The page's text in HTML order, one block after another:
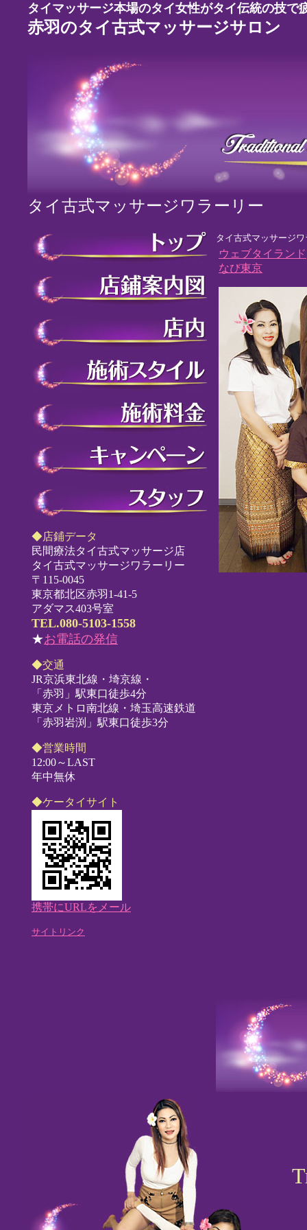
タイマッサージ本場のタイ女性がタイ伝統の技
赤羽のタイ古式マッサージサロン
タイ古式マッサージワラーリー
◆店鋪データ
民間療法タイ古式マッサージ店
タイ古式マッサージワラーリー
〒115-0045
東京都北区赤羽1-41-5
アダマス403号室
TEL.080-5103-1558
★お電話の発信
◆交通
JR京浜東北線・埼京線・
「赤羽」駅東口徒歩4分
東京メトロ南北線・埼玉高速鉄道
「赤羽岩渕」駅東口徒歩3分
◆営業時間
12:00～LAST
年中無休
◆ケータイサイト
携帯にURLをメール
サイトリンク
タイ古式マッサージ
ウェブタイランド
なび東京